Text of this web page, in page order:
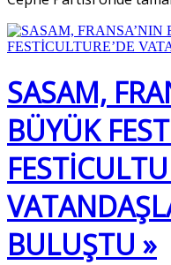
SASAM,
BÜYÜK
BULUŞTU »